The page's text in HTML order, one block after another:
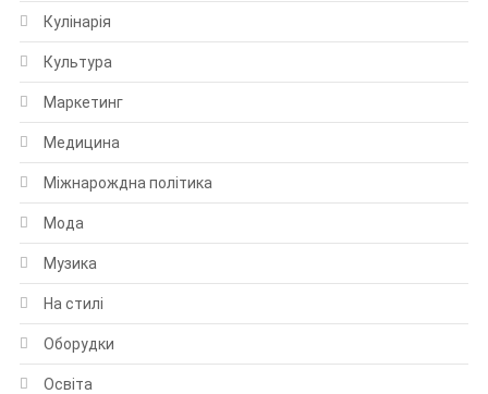
Кулінарія
Культура
Маркетинг
Медицина
Міжнарождна політика
Мода
Музика
На стилі
Оборудки
Освіта